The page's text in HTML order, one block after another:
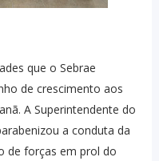
que o Sebrae
de crescimento aos
A Superintendente do
a conduta da
de forças em prol do